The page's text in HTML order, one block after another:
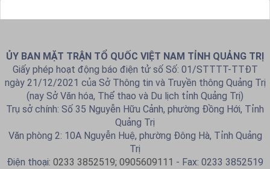
ỦY BAN MẶT TRẬN TỔ QUỐC VIỆT NAM TỈNH QUẢNG TRỊ
Giấy phép hoạt động báo điện tử số Số: 01/STTTT-TTĐT
ngày 21/12/2021 của Sở Thông tin và Truyền thông Quảng Trị
(nay Sở Văn hóa, Thể thao và Du lịch tỉnh Quảng Trị)
Trụ sở chính: Số 35 Nguyễn Hữu Cảnh, phường Đồng Hới, Tỉnh
Quảng Trị
Văn phòng 2: 10A Nguyễn Huệ, phường Đông Hà, Tỉnh Quảng
Trị
Điện thoại: 0233 3852519; 0905609111 - Fax: 0233 3852519